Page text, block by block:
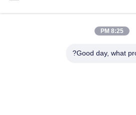
8:25 PM
Good day, what